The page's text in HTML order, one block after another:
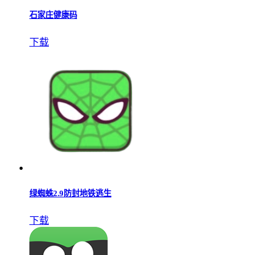
石家庄健康码
下载
绿蜘蛛2.9防封地铁逃生
下载